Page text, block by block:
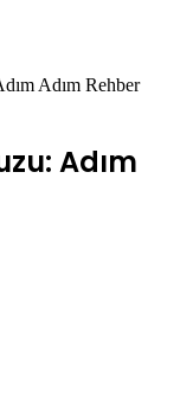
Adım Rehber
Adım